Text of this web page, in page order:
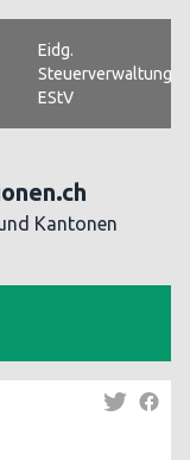
Eidg.
Steuerverwaltung
EStV
Kantonen